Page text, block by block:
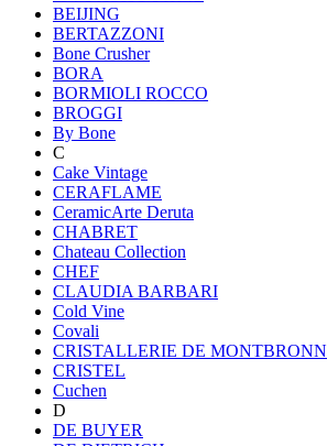
BEIJING
BERTAZZONI
Bone Crusher
BORA
BORMIOLI ROCCO
BROGGI
By Bone
C
Cake Vintage
CERAFLAME
CeramicArte Deruta
CHABRET
Chateau Collection
CHEF
CLAUDIA BARBARI
Cold Vine
Covali
CRISTALLERIE DE MONTBRONN
CRISTEL
Cuchen
D
DE BUYER